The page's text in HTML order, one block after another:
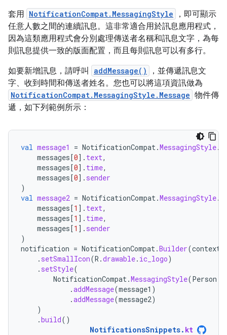
套用 NotificationCompat.MessagingStyle
，即可顯示
任意人數之間的連續訊息。這非常適合用於訊息應用程式，
因為這類應用程式會分別處理傳送者名稱和訊息文字，為每
則訊息提供一致的版面配置，而且每則訊息可以有多行。
如要新增訊息，請呼叫
addMessage()
，並傳遞訊息文
字、收到時間和傳送者姓名。您也可以將這項資訊做為
NotificationCompat.MessagingStyle.Message 物件傳
遞，如下列範例所示：
val message1 = NotificationCompat.MessagingStyle.
messages[0] . text,
messages[0] . time,
messages[0] . sender
)
val message2 = NotificationCompat.MessagingStyle.
messages[1 ] . text,
messages[1 ] . time,
messages[1 ] . sender
)
notification = NotificationCompat.Builder(context
. setSmallIcon(R .drawable. ic_logo)
. setStyle(
NotificationCompat.MessagingStyle(Person
.addMessage(message1 )
.addMessage(message2)
)
.build()
NotificationsSnippets. kt